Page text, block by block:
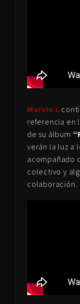
Marvin L
referencia en
de su álbum
verán la luz a
acompañado
colectivo y
colaboración.